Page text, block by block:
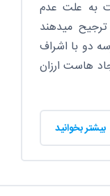
به علت عدم
میدهند
دو با اشراف
هاست ارزان